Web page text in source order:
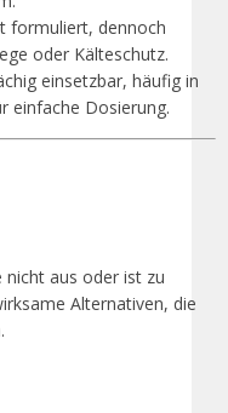
formuliert, dennoch
oder Kälteschutz.
einsetzbar, häufig in
einfache Dosierung.
aus oder ist zu
Alternativen, die